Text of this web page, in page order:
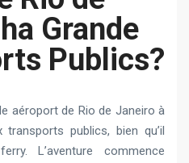
Grande
Publics?
aéroport de Rio de Janeiro à
publics, bien qu’il
L’aventure commence